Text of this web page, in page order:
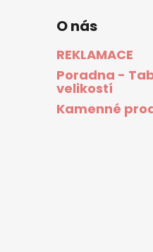
O nás
REKLAMACE
Poradna -
velikostí
Kamenné